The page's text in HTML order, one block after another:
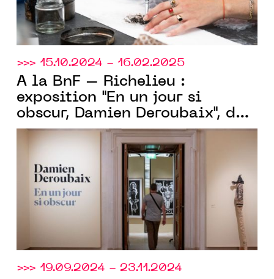
>>> 15.10.2024 - 16.02.2025
À la BnF – Richelieu :
exposition "En un jour si
obscur, Damien Deroubaix", des
gravures créées àURDLAet
dans d’autres ateliers
prestigieux
>>> 19.09.2024 - 23.11.2024